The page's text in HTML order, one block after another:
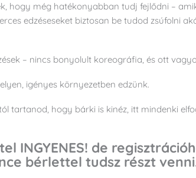
hogy még hatékonyabban tudj fejlődni –
edzéseseket biztosan be tudod zsúfolni
– nincs bonyolult koreográfia, és ott
igényes környezetben edzünk.
tartanod, hogy bárki is kinéz, itt mindenki
INGYENES! de
bérlettel tudsz részt